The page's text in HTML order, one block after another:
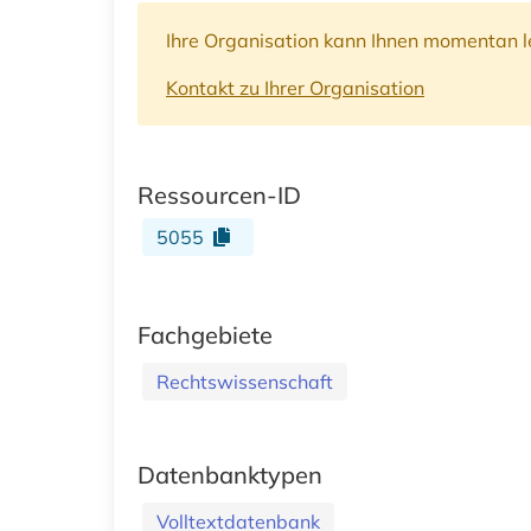
Ihre Organisation kann Ihnen
Kontakt zu Ihrer Organisation
Ressourcen-ID
5055
Fachgebiete
Rechtswissenschaft
Datenbanktypen
Volltextdatenbank